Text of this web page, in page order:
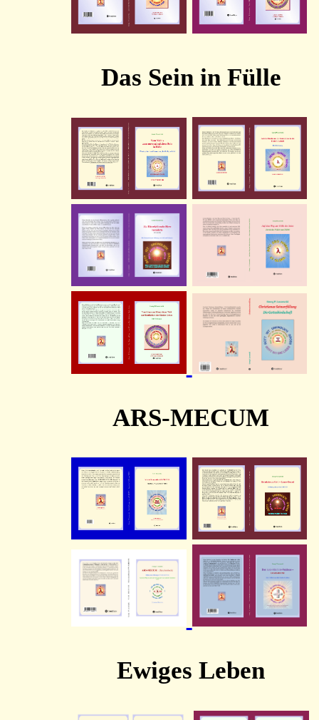
Das Sein in Fülle
ARS-MECUM
Ewiges Leben